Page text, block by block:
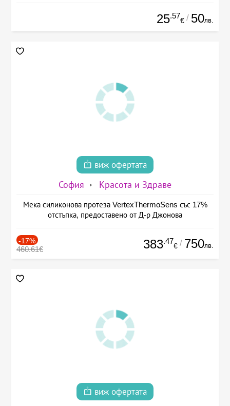
25.57
€ / 50лв.
виж офертата
София Красота и Здраве
Мека силиконова протеза VertexThermoSens със 17%
отстъпка, предоставено от Д-р Джонова
-17%
460.61€ 383.47
€ / 750лв.
виж офертата